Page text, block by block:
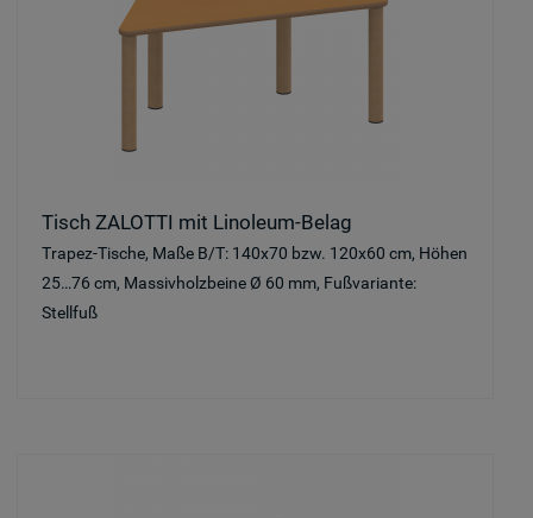
Tisch ZALOTTI mit Linoleum-Belag
Trapez-Tische, Maße B/T: 140x70 bzw. 120x60 cm, Höhen
25…76 cm, Massivholzbeine Ø 60 mm, Fußvariante:
Stellfuß